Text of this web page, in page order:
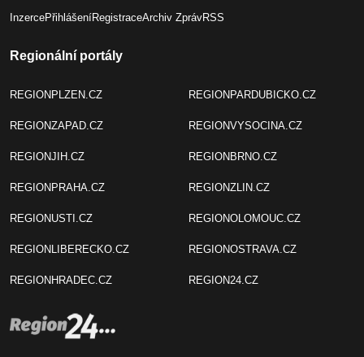
InzercePřihlášeníRegistraceArchiv ZprávRSS
Regionální portály
REGIONPLZEN.CZ
REGIONZAPAD.CZ
REGIONJIH.CZ
REGIONPRAHA.CZ
REGIONUSTI.CZ
REGIONLIBERECKO.CZ
REGIONHRADEC.CZ
REGIONPARDUBICKO.CZ
REGIONVYSOCINA.CZ
REGIONBRNO.CZ
REGIONZLIN.CZ
REGIONOLOMOUC.CZ
REGIONOSTRAVA.CZ
REGION24.CZ